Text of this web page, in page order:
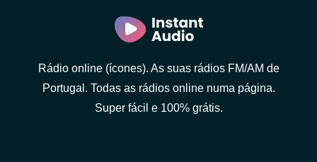
Rádio online (ícones). As suas rádios FM/AM de
Portugal. Todas as rádios online numa página.
Super fácil e 100% grátis.